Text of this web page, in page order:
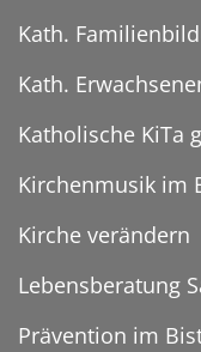
Kath.
Kath.
Katholische KiTa
Kirchenmusik im
Kirche verändern
Lebensberatung
Prävention im